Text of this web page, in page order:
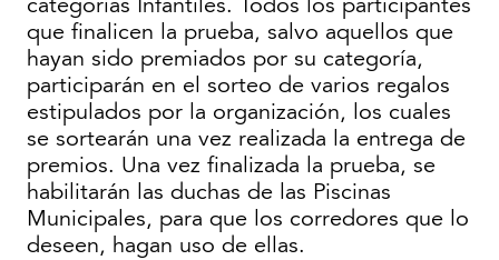
que finalicen la prueba, salvo aquellos que
hayan sido premiados por su categoría,
participarán en el sorteo de varios regalos
estipulados por la organización, los cuales
se sortearán una vez realizada la entrega de
premios. Una vez finalizada la prueba, se
habilitarán las duchas de las Piscinas
Municipales, para que los corredores que lo
deseen, hagan uso de ellas.